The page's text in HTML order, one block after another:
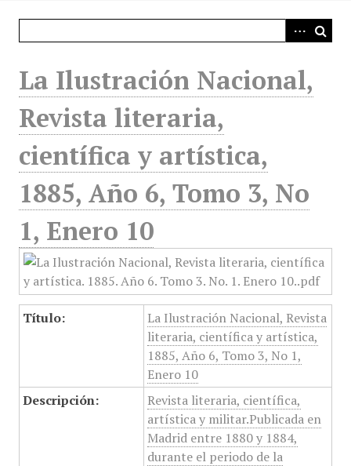
La Ilustración Nacional,
Revista literaria,
científica y artística,
1885, Año 6, Tomo 3, No
1, Enero 10
Título:
La Ilustración Nacional, Revista
literaria, científica y artística,
1885, Año 6, Tomo 3, No 1,
Enero 10
Descripción:
Revista literaria, científica,
artística y militar.Publicada en
Madrid entre 1880 y 1884,
durante el periodo de la